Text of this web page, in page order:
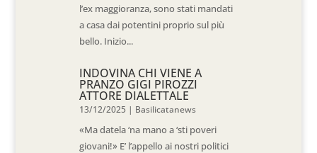
l’ex maggioranza, sono stati mandati
a casa dai potentini proprio sul più
bello. Inizio...
INDOVINA CHI VIENE A
PRANZO GIGI PIROZZI
ATTORE DIALETTALE
13/12/2025 | Basilicatanews
«Ma datela ‘na mano a ‘sti poveri
giovani!» E’ l’appello ai nostri politici